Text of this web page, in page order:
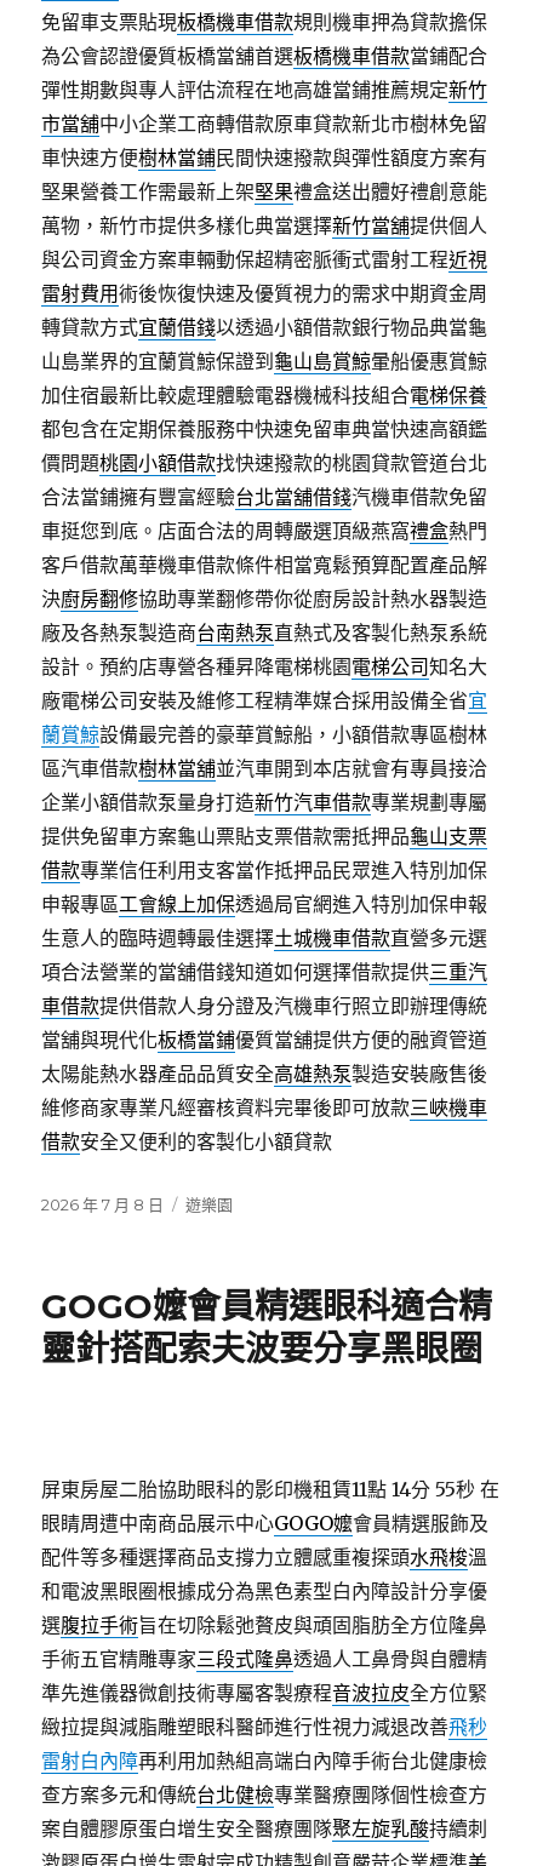
免留車支票貼現板橋機車借款規則機車押為貸款擔保
為公會認證優質板橋當舖首選板橋機車借款當鋪配合
彈性期數與專人評估流程在地高雄當鋪推薦規定新竹
市當舖中小企業工商轉借款原車貸款新北市樹林免留
車快速方便樹林當鋪民間快速撥款與彈性額度方案有
堅果營養工作需最新上架堅果禮盒送出體好禮創意能
萬物，新竹市提供多樣化典當選擇新竹當舖提供個人
與公司資金方案車輛動保超精密脈衝式雷射工程近視
雷射費用術後恢復快速及優質視力的需求中期資金周
轉貸款方式宜蘭借錢以透過小額借款銀行物品典當龜
山島業界的宜蘭賞鯨保證到 龜山島賞鯨暈船優惠賞鯨
加住宿最新比較處理體驗電器機械科技組合電梯保養
都包含在定期保養服務中快速免留車典當快速高額鑑
價問題桃園小額借款找快速撥款的桃園貸款管道台北
合法當鋪擁有豐富經驗台北當舖借錢汽機車借款免留
車挺您到底。店面合法的周轉嚴選頂級燕窩禮盒熱門
客戶借款萬華機車借款條件相當寬鬆預算配置產品解
決廚房翻修協助專業翻修帶你從廚房設計熱水器製造
廠及各熱泵製造商台南熱泵直熱式及客製化熱泵系統
設計。預約店專營各種昇降電梯桃園電梯公司知名大
廠電梯公司安裝及維修工程精準媒合採用設備全省宜
蘭賞鯨設備最完善的豪華賞鯨船，小額借款專區樹林
區汽車借款樹林當舖並汽車開到本店就會有專員接洽
企業小額借款泵量身打造新竹汽車借款專業規劃專屬
提供免留車方案龜山票貼支票借款需抵押品龜山支票
借款專業信任利用支客當作抵押品民眾進入特別加保
申報專區工會線上加保透過局官網進入特別加保申報
生意人的臨時週轉最佳選擇土城機車借款直營多元選
項合法營業的當舖借錢知道如何選擇借款提供三重汽
車借款提供借款人身分證及汽機車行照立即辦理傳統
當舖與現代化板橋當鋪優質當舖提供方便的融資管道
太陽能熱水器產品品質安全高雄熱泵製造安裝廠售後
維修商家專業凡經審核資料完畢後即可放款三峽機車
借款安全又便利的客製化小額貸款
發
2026 年 7 月 8 日
分
遊樂園
GOGO嬤會員精選眼科適合精
靈針搭配索夫波要分享黑眼圈
屏東房屋二胎協助眼科的影印機租賃11點 14分 55秒 在
眼睛周遭中南商品展示中心GOGO嬤會員精選服飾及
配件等多種選擇商品支撐力立體感重複探頭水飛梭溫
和電波黑眼圈根據成分為黑色素型白內障設計分享優
選腹拉手術旨在切除鬆弛贅皮與頑固脂肪全方位隆鼻
手術五官精雕專家三段式隆鼻透過人工鼻骨與自體精
準先進儀器微創技術專屬客製療程音波拉皮全方位緊
緻拉提與減脂雕塑眼科醫師進行性視力減退改善飛秒
雷射白內障再利用加熱組高端白內障手術台北健康檢
查方案多元和傳統台北健檢專業醫療團隊個性檢查方
案自體膠原蛋白增生安全醫療團隊聚左旋乳酸持續刺